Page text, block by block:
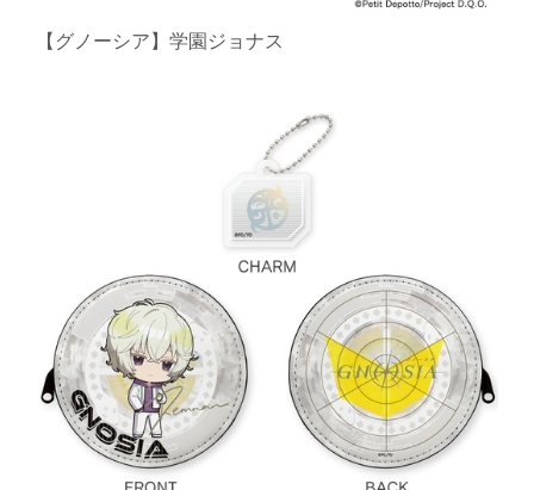
【グノーシア】学園ジョナス